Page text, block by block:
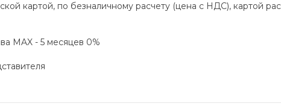
картой, по безналичному расчету (цена с НДС), картой
MAX - 5 месяцев 0%